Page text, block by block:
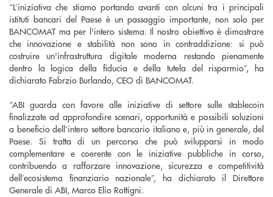
“L’iniziativa che stiamo portando avanti con alcuni tra i principali
istituti bancari del Paese è un passaggio importante, non solo per
BANCOMAT ma per l'intero sistema. Il nostro obiettivo è dimostrare
che innovazione e stabilità non sono in contraddizione: si può
costruire un'infrastruttura digitale moderna restando pienamente
dentro la logica della fiducia e della tutela del risparmio”, ha
dichiarato Fabrzio Burlando, CEO di BANCOMAT.
“ABI guarda con favore alle iniziative di settore sulle stablecoin
finalizzate ad approfondire scenari, opportunità e possibili soluzioni
a beneficio dell’intero settore bancario italiano e, più in generale, del
Paese. Si tratta di un percorso che può svilupparsi in modo
complementare e coerente con le iniziative pubbliche in corso,
contribuendo a rafforzare innovazione, sicurezza e competitività
dell’ecosistema finanziario nazionale”, ha dichiarato il Direttore
Generale di ABI, Marco Elio Rottigni.